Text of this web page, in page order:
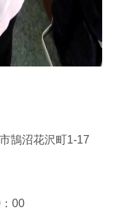
鵠沼花沢町1-17
00